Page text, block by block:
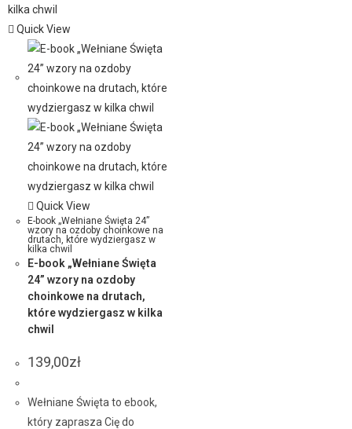
Quick View
Quick View
E-book „Wełniane Święta 24”
wzory na ozdoby choinkowe na
drutach, które wydziergasz w
kilka chwil
E-book „Wełniane Święta
24” wzory na ozdoby
choinkowe na drutach,
które wydziergasz w kilka
chwil
139,00zł
Wełniane Święta to ebook,
który zaprasza Cię do